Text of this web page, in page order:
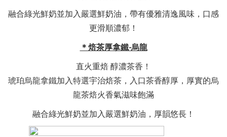
融合綠光鮮奶並加入嚴選鮮奶油，帶有優雅清逸風味，口感
更滑順濃郁！
＊焙茶厚拿鐵-烏龍
直火重焙 醇濃茶香！
琥珀烏龍拿鐵加入特選宇治焙茶，入口茶香醇厚，厚實的烏
龍茶焙火香氣滋味飽滿
融合綠光鮮奶並加入嚴選鮮奶油，厚韻悠長！